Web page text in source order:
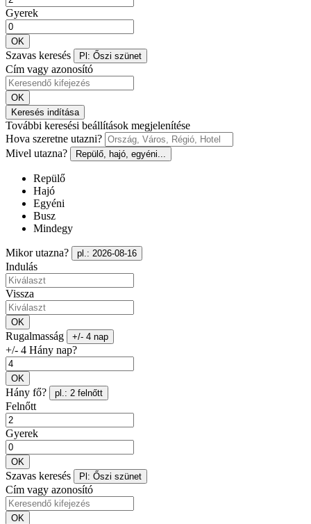
Gyerek
OK
Szavas keresés Pl: Őszi szünet
Cím vagy azonosító
OK
Keresés indítása
További keresési beállítások megjelenítése
Hova szeretne utazni?
Mivel utazna?
Repülő, hajó, egyéni...
Repülő
Hajó
Egyéni
Busz
Mindegy
Mikor utazna? pl.: 2026-08-16
Indulás
Vissza
OK
Rugalmasság +/- 4 nap
+/- 4 Hány nap?
OK
Hány fő? pl.: 2 felnőtt
Felnőtt
Gyerek
OK
Szavas keresés Pl: Őszi szünet
Cím vagy azonosító
OK